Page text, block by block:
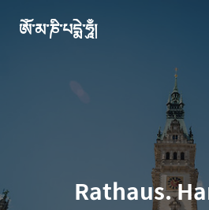
ཨོཾ་མ་ཎི་པདྨེ་ཧཱུྃ།
Rathaus.